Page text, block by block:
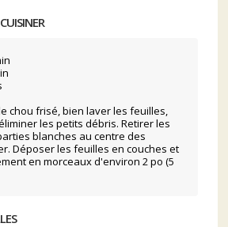
chou frisé, bien laver les feuilles,
les petits débris. Retirer les
blanches au centre des
Déposer les feuilles en couches et
en morceaux d'environ 2 po (5